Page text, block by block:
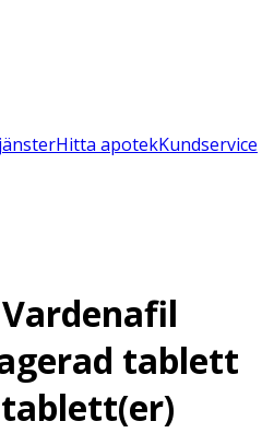
Hitta apotekKundservice
tablett
tablett(er)